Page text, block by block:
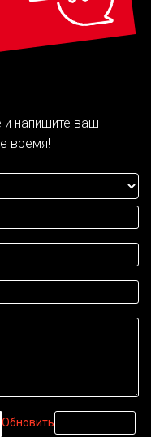
и напишите ваш
время!
Обновить